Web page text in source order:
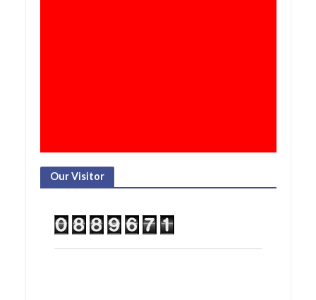
Our Visitor